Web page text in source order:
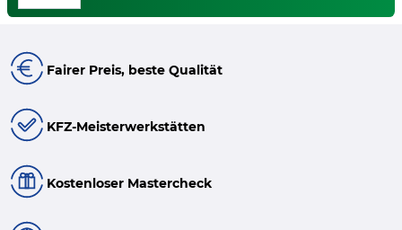
Fairer Preis, beste Qualität
KFZ-Meisterwerkstätten
Kostenloser Mastercheck